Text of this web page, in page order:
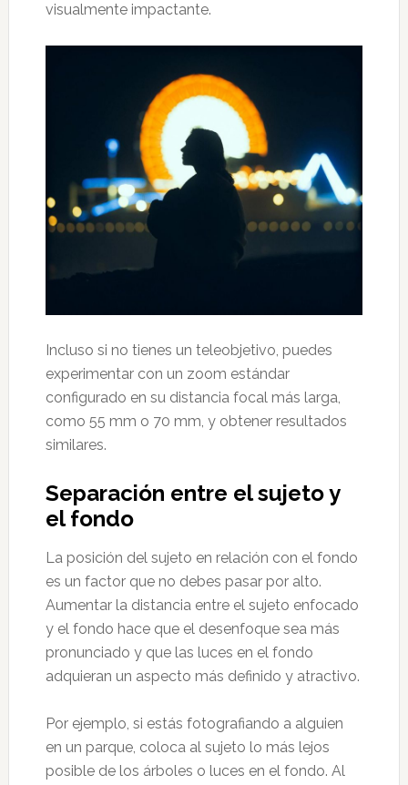
visualmente impactante.
Incluso si no tienes un teleobjetivo, puedes
experimentar con un zoom estándar
configurado en su distancia focal más larga,
como 55 mm o 70 mm, y obtener resultados
similares.
Separación entre el sujeto y
el fondo
La posición del sujeto en relación con el fondo
es un factor que no debes pasar por alto.
Aumentar la distancia entre el sujeto enfocado
y el fondo hace que el desenfoque sea más
pronunciado y que las luces en el fondo
adquieran un aspecto más definido y atractivo.
Por ejemplo, si estás fotografiando a alguien
en un parque, coloca al sujeto lo más lejos
posible de los árboles o luces en el fondo. Al